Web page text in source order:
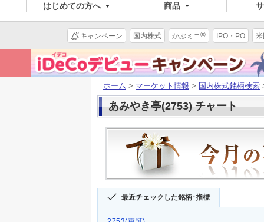
はじめての方へ 商品
キャンペーン 国内株式 かぶミニ® IPO・PO
ホーム > マーケット情報 > 国内株式銘柄検索
あみやき亭(2753) チャート
最近チェックした銘柄･指標